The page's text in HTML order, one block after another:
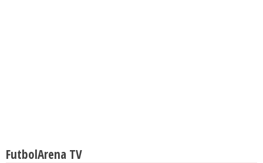
FutbolArena TV